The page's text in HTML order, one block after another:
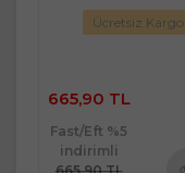
Ücretsiz Kargo
665,90 TL
Fast/Eft %5
indirimli